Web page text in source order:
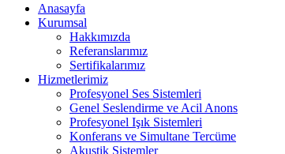
Anasayfa
Kurumsal
Hakkımızda
Referanslarımız
Sertifikalarımız
Hizmetlerimiz
Profesyonel Ses Sistemleri
Genel Seslendirme ve Acil Anons
Profesyonel Işık Sistemleri
Konferans ve Simultane Tercüme
Akustik Sistemler